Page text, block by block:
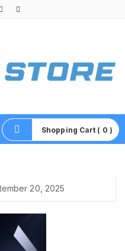
Shopping Cart ( 0 )
20, 2025